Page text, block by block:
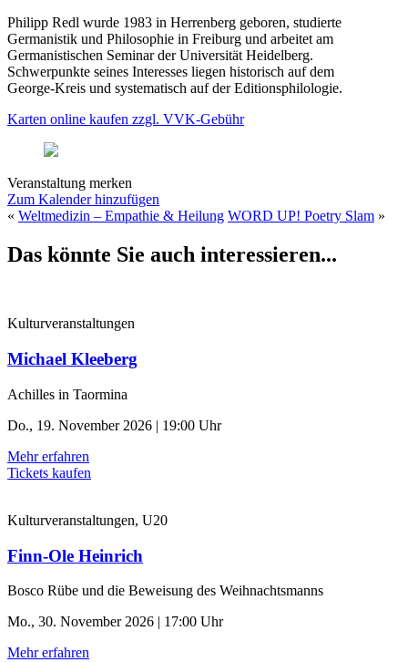
Philipp Redl wurde 1983 in Herrenberg geboren, studierte
Germanistik und Philosophie in Freiburg und arbeitet am
Germanistischen Seminar der Universität Heidelberg.
Schwerpunkte seines Interesses liegen historisch auf dem
George-Kreis und systematisch auf der Editionsphilologie.
Karten online kaufen zzgl. VVK-Gebühr
Veranstaltung merken
Zum Kalender hinzufügen
« Weltmedizin – Empathie & Heilung WORD UP! Poetry Slam »
Das könnte Sie auch interessieren...
Kulturveranstaltungen
Michael Kleeberg
Achilles in Taormina
Do., 19. November 2026 | 19:00 Uhr
Mehr erfahren
Tickets kaufen
Kulturveranstaltungen, U20
Finn-Ole Heinrich
Bosco Rübe und die Beweisung des Weihnachtsmanns
Mo., 30. November 2026 | 17:00 Uhr
Mehr erfahren